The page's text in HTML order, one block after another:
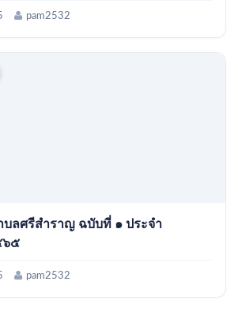
pam2532
บลศรีสำราญ ฉบับที่ ๑ ประจำ
๖๕
pam2532